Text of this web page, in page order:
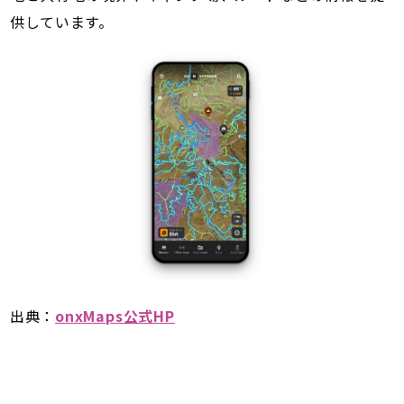
供しています。
出典： onxMaps公式HP